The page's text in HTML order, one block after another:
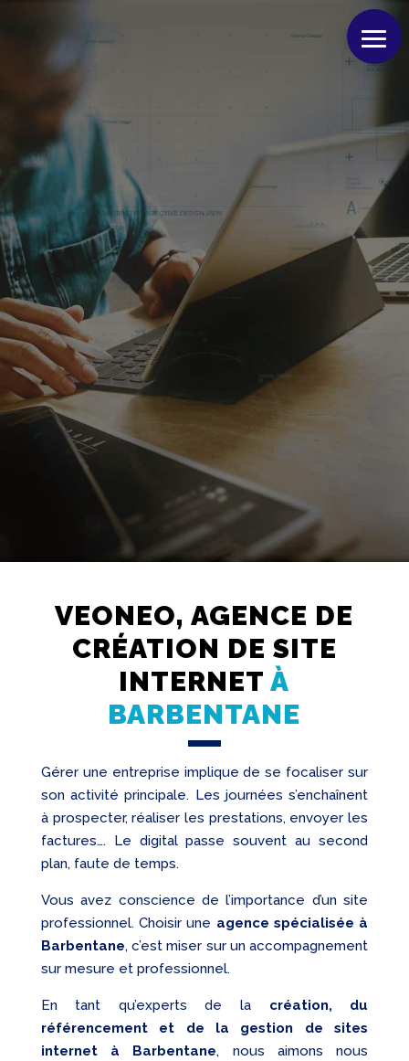
Création
Web
Referencement
Réseaux
Audit
VEONEO, AGENCE DE
CRÉATION DE SITE
INTERNETÀ
BARBENTANE
Gérer une entreprise implique de se focaliser sur
son activité principale. Les journées s’enchaînent
à prospecter, réaliser les prestations, envoyer les
factures…. Le digital passe souvent au second
plan, faute de temps.
Vous avez conscience de l’importance d’un site
professionnel. Choisir une agence spécialisée à
Barbentane, c’est miser sur un accompagnement
sur mesure et professionnel.
En tant qu’experts de la création, du
référencement et de la gestion de sites
internet à Barbentane, nous aimons nous